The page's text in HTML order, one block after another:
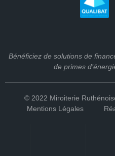
Bénéficiez de solutions de
de primes
© 2022 Miroiterie
Mentions Légales